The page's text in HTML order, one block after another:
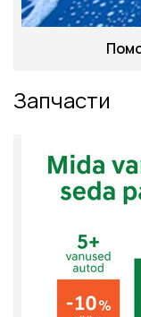
Запчасти